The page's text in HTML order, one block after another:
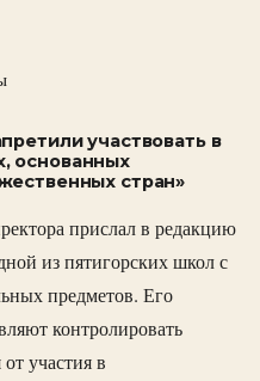
участвовать в
основанных
стран»
прислал в редакцию
из пятигорских школ с
предметов. Его
контролировать
участия в